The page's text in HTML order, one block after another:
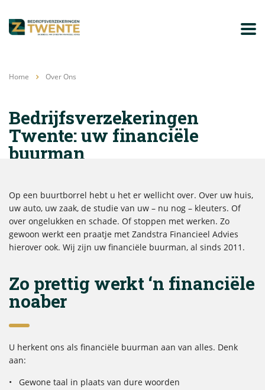
Home Over Ons
Bedrijfsverzekeringen
Twente: uw financiële
buurman
Op een buurtborrel hebt u het er wellicht over. Over uw huis,
uw auto, uw zaak, de studie van uw – nu nog – kleuters. Of
over ongelukken en schade. Of stoppen met werken. Zo
gewoon werkt een praatje met Zandstra Financieel Advies
hierover ook. Wij zijn uw financiële buurman, al sinds 2011.
Zo prettig werkt ‘n financiële
noaber
U herkent ons als financiële buurman aan van alles. Denk
aan:
• Gewone taal in plaats van dure woorden